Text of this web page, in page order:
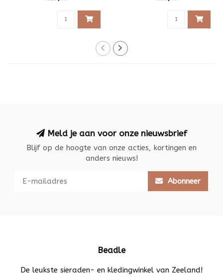
Meld je aan voor onze nieuwsbrief
Blijf op de hoogte van onze acties, kortingen en
anders nieuws!
Abonneer
Beadle
De leukste sieraden- en kledingwinkel van Zeeland!